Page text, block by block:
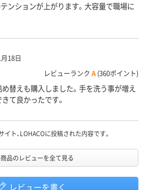
ンションが上がります。大容量で職場に
18日
レビューランク A (360ポイント)
替えも購入しました。手を洗う事が増え
て良かったです。
ト、LOHACOに投稿された内容です。
品のレビューを全て見る
レビューを書く